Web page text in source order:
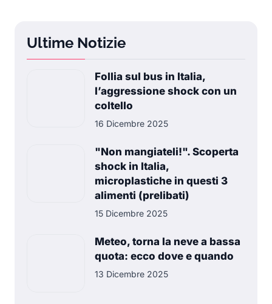
Ultime Notizie
Follia sul bus in Italia,
l’aggressione shock con un
coltello
16 Dicembre 2025
"Non mangiateli!". Scoperta
shock in Italia,
microplastiche in questi 3
alimenti (prelibati)
15 Dicembre 2025
Meteo, torna la neve a bassa
quota: ecco dove e quando
13 Dicembre 2025